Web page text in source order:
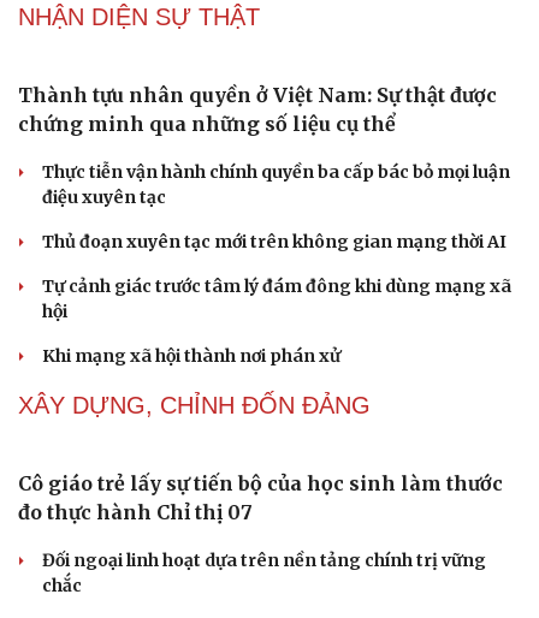
NHẬN DIỆN SỰ THẬT
Thành tựu nhân quyền ở Việt Nam: Sự thật được
chứng minh qua những số liệu cụ thể
Thực tiễn vận hành chính quyền ba cấp bác bỏ mọi luận
điệu xuyên tạc
Thủ đoạn xuyên tạc mới trên không gian mạng thời AI
Tự cảnh giác trước tâm lý đám đông khi dùng mạng xã
hội
Khi mạng xã hội thành nơi phán xử
XÂY DỰNG, CHỈNH ĐỐN ĐẢNG
Cô giáo trẻ lấy sự tiến bộ của học sinh làm thước
đo thực hành Chỉ thị 07
Đối ngoại linh hoạt dựa trên nền tảng chính trị vững
chắc